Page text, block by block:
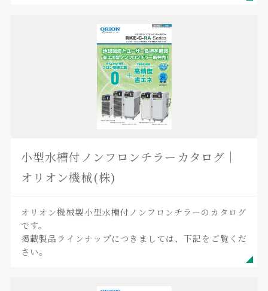
小型水槽付ノンフロンチラーカタログ｜
オリオン機械(株)
オリオン機械製小型水槽付ノンフロンチラーのカタログ
です。
掲載製品ラインナップにつきましては、下記をご覧くだ
さい。